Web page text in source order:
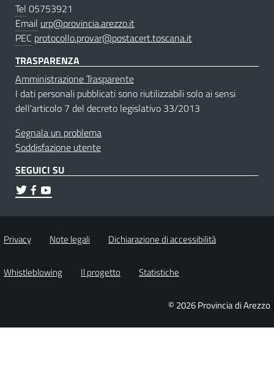
Tel 05753921
Email urp@provincia.arezzo.it
PEC protocollo.provar@postacert.toscana.it
TRASPARENZA
Amministrazione Trasparente
I dati personali pubblicati sono riutilizzabili solo ai sensi
dell'articolo 7 del decreto legislativo 33/2013
Segnala un problema
Soddisfazione utente
SEGUICI SU
Privacy Note legali Dichiarazione di accessibilità
Whistleblowing Il progetto Statistiche
© 2026 Provincia di Arezzo